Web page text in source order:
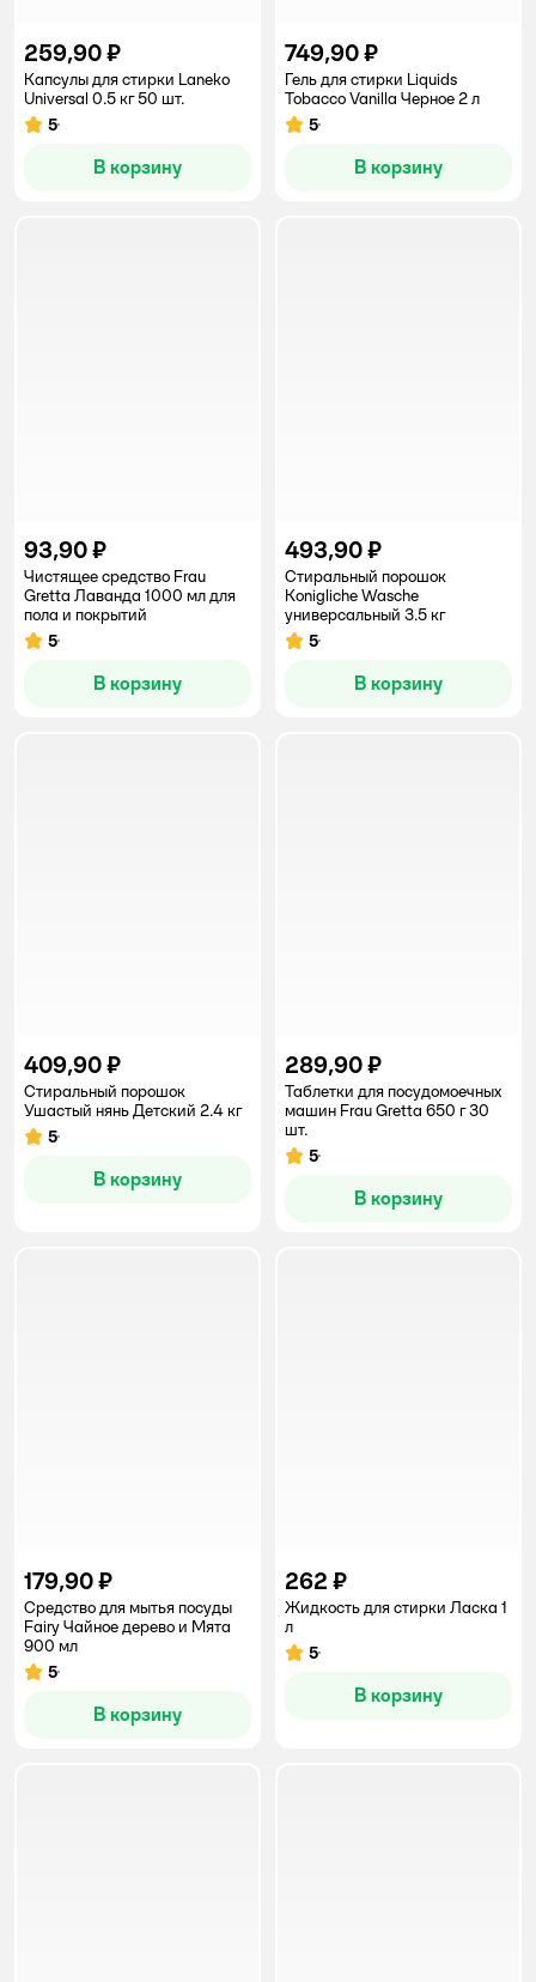
259,90 ₽
Капсулы для стирки Laneko
Universal 0.5 кг 50 шт.
Рейтинг:
5
В корзину
749,90 ₽
Гель для стирки Liquids
Tobacco Vanilla Черное 2 л
Рейтинг:
5
В корзину
93,90 ₽
Чистящее средство Frau
Gretta Лаванда 1000 мл для
пола и покрытий
Рейтинг:
5
В корзину
493,90 ₽
Стиральный порошок
Konigliche Wasche
универсальный 3.5 кг
Рейтинг:
5
В корзину
409,90 ₽
Стиральный порошок
Ушастый нянь Детский 2.4 кг
Рейтинг:
5
В корзину
289,90 ₽
Таблетки для посудомоечных
машин Frau Gretta 650 г 30
шт.
Рейтинг:
5
В корзину
179,90 ₽
Средство для мытья посуды
Fairy Чайное дерево и Мята
900 мл
Рейтинг:
5
В корзину
262 ₽
Жидкость для стирки Ласка 1
л
Рейтинг:
5
В корзину